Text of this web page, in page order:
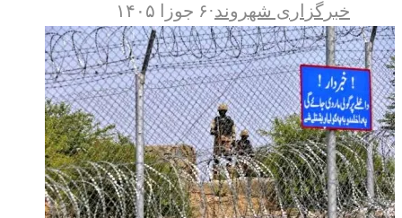
خبرگزاری شهروند·۶ جوزا ۱۴۰۵